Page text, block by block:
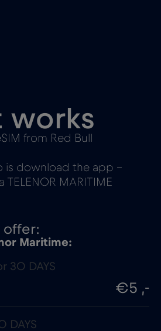
works
from Red Bull
is download the app –
MARITIME
offer:
Maritime:
30 DAYS
€5 ,-
DAYS